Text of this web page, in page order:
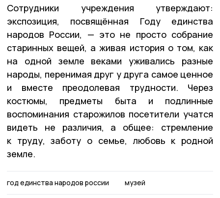
Сотрудники учреждения утверждают:
экспозиция, посвящённая Году единства
народов России, — это не просто собрание
старинных вещей, а живая история о том, как
на одной земле веками уживались разные
народы, перенимая друг у друга самое ценное
и вместе преодолевая трудности. Через
костюмы, предметы быта и подлинные
воспоминания старожилов посетители учатся
видеть не различия, а общее: стремление
к труду, заботу о семье, любовь к родной
земле.
год единства народов россии музей